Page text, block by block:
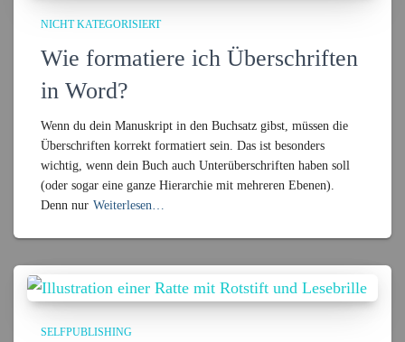
NICHT KATEGORISIERT
Wie formatiere ich Überschriften
in Word?
Wenn du dein Manuskript in den Buchsatz gibst, müssen die
Überschriften korrekt formatiert sein. Das ist besonders
wichtig, wenn dein Buch auch Unterüberschriften haben soll
(oder sogar eine ganze Hierarchie mit mehreren Ebenen).
Denn nur Weiterlesen…
SELFPUBLISHING